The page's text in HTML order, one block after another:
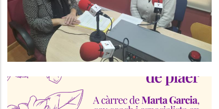
L'Olga Álvarez, Responsable De La
Borsa D'Habitatge.
Altres ,Habitatge